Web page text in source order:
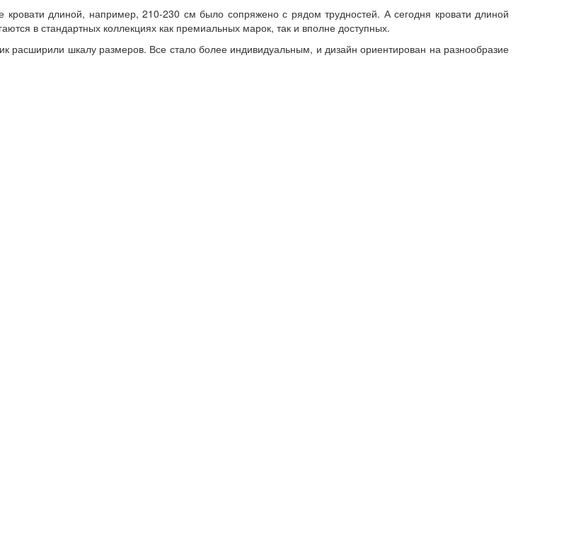
кровати длиной, например, 210-230 см было сопряжено с рядом трудностей. А сегодня кровати длиной
в стандартных коллекциях как премиальных марок, так и вполне доступных.
расширили шкалу размеров. Все стало более индивидуальным, и дизайн ориентирован на разнообразие